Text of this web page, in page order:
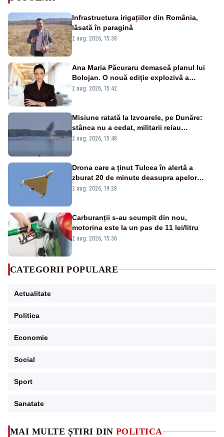
MAI MULTE ȘTIRI DIN POLITICA
Infrastructura irigațiilor din România,
lăsată în paragină
2 aug. 2026, 15:38
Ana Maria Păcuraru demască planul lui
Bolojan. O nouă ediție explozivă a
emisiunii „Miza Zilei” la Realitatea PLUS
2 aug. 2026, 15:42
Misiune ratată la Izvoarele, pe Dunăre:
stânca nu a cedat, militarii reiau
detonările luni – VIDEO
2 aug. 2026, 15:48
Drona care a ținut Tulcea în alertă a
zburat 20 de minute deasupra apelor
României. Au fost ridicate două F-16
2 aug. 2026, 19:28
Carburanții s-au scumpit din nou,
motorina este la un pas de 11 lei/litru
2 aug. 2026, 15:36
CATEGORII POPULARE
Actualitate
Politica
Economie
Social
Sport
Sanatate